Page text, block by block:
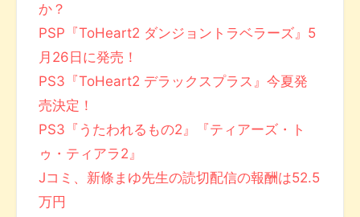
か？
PSP『ToHeart2 ダンジョントラベラーズ』5
月26日に発売！
PS3『ToHeart2 デラックスプラス』今夏発
売決定！
PS3『うたわれるもの2』『ティアーズ・ト
ゥ・ティアラ2』
Jコミ、新條まゆ先生の読切配信の報酬は52.5
万円